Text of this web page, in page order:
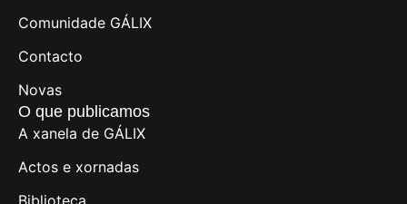
Comunidade GÁLIX
Contacto
Novas
O que publicamos
A xanela de GÁLIX
Actos e xornadas